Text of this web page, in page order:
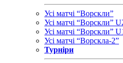
Усі матчі “Ворскли”
Усі матчі “Ворскли”
Усі матчі “Ворскли”
Усі матчі “Ворскла-2”
Турніри